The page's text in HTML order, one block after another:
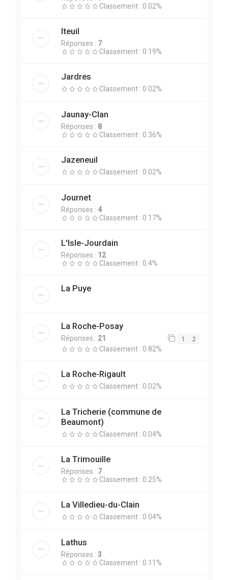
Classement : 0.02%
Iteuil
Réponses : 7
Classement : 0.19%
Jardres
Classement : 0.02%
Jaunay-Clan
Réponses : 8
Classement : 0.36%
Jazeneuil
Classement : 0.02%
Journet
Réponses : 4
Classement : 0.17%
L'Isle-Jourdain
Réponses : 12
Classement : 0.4%
La Puye
La Roche-Posay
Réponses : 21 1 2
Classement : 0.82%
La Roche-Rigault
Classement : 0.02%
La Tricherie (commune de
Beaumont)
Classement : 0.04%
La Trimouille
Réponses : 7
Classement : 0.25%
La Villedieu-du-Clain
Classement : 0.04%
Lathus
Réponses : 3
Classement : 0.11%